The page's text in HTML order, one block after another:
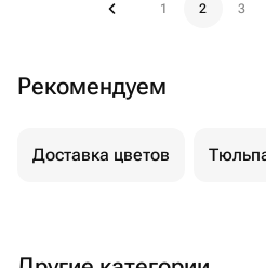
1 2 3
Рекомендуем
Доставка цветов